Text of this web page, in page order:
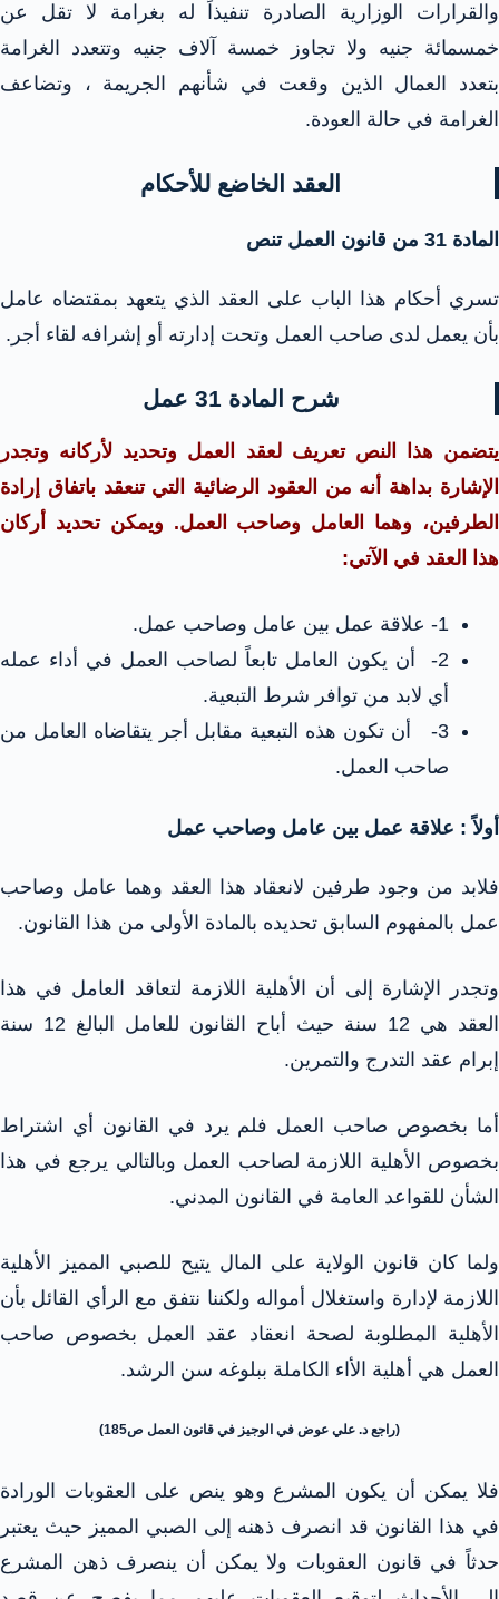
والقرارات الوزارية الصادرة تنفيذاً له بغرامة لا تقل عن
خمسمائة جنيه ولا تجاوز خمسة آلاف جنيه وتتعدد الغرامة
بتعدد العمال الذين وقعت في شأنهم الجريمة ، وتضاعف
الغرامة في حالة العودة.
العقد الخاضع للأحكام
المادة 31 من قانون العمل تنص
تسري أحكام هذا الباب على العقد الذي يتعهد بمقتضاه عامل
بأن يعمل لدى صاحب العمل وتحت إدارته أو إشرافه لقاء أجر.
شرح المادة 31 عمل
يتضمن هذا النص تعريف لعقد العمل وتحديد لأركانه وتجدر
الإشارة بداهة أنه من العقود الرضائية التي تنعقد باتفاق إرادة
الطرفين، وهما العامل وصاحب العمل. ويمكن تحديد أركان
هذا العقد في الآتي:
1- علاقة عمل بين عامل وصاحب عمل.
2- أن يكون العامل تابعاً لصاحب العمل في أداء عمله
أي لابد من توافر شرط التبعية.
3- أن تكون هذه التبعية مقابل أجر يتقاضاه العامل من
صاحب العمل.
أولاً : علاقة عمل بين عامل وصاحب عمل
فلابد من وجود طرفين لانعقاد هذا العقد وهما عامل وصاحب
عمل بالمفهوم السابق تحديده بالمادة الأولى من هذا القانون.
وتجدر الإشارة إلى أن الأهلية اللازمة لتعاقد العامل في هذا
العقد هي 12 سنة حيث أباح القانون للعامل البالغ 12 سنة
إبرام عقد التدرج والتمرين.
أما بخصوص صاحب العمل فلم يرد في القانون أي اشتراط
بخصوص الأهلية اللازمة لصاحب العمل وبالتالي يرجع في هذا
الشأن للقواعد العامة في القانون المدني.
ولما كان قانون الولاية على المال يتيح للصبي المميز الأهلية
اللازمة لإدارة واستغلال أمواله ولكننا نتفق مع الرأي القائل بأن
الأهلية المطلوبة لصحة انعقاد عقد العمل بخصوص صاحب
العمل هي أهلية الأاء الكاملة ببلوغه سن الرشد.
(راجع د. علي عوض في الوجيز في قانون العمل ص185)
فلا يمكن أن يكون المشرع وهو ينص على العقوبات الورادة
في هذا القانون قد انصرف ذهنه إلى الصبي المميز حيث يعتبر
حدثاً في قانون العقوبات ولا يمكن أن ينصرف ذهن المشرع